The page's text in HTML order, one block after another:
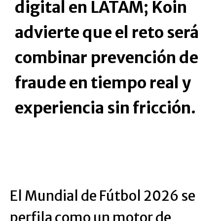
digital en LATAM; Koin
advierte que el reto será
combinar prevención de
fraude en tiempo real y
experiencia sin fricción.
El Mundial de Fútbol 2026 se